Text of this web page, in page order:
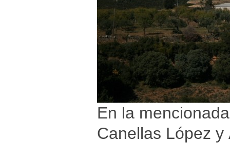
En la
Canellas López